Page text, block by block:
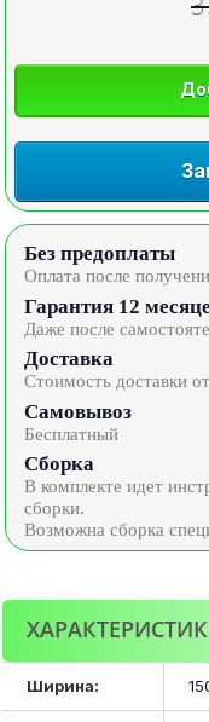
Без предоплаты
Оплата после
Гарантия 12
Даже после
Доставка
Стоимость доставки
Самовывоз
Бесплатный
Сборка
В комплекте идет
сборки.
Возможна сборка
Ширина: